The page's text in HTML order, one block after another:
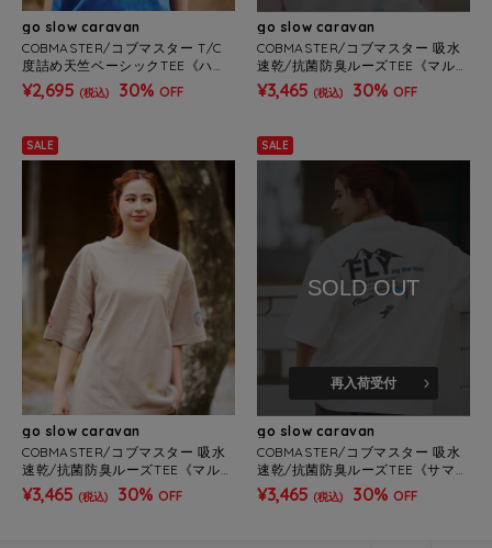
go slow caravan
COBMASTER/コブマスター T/C
度詰め天竺ベーシックTEE《ハン
モックベアー》(MENS)
¥2,695 (税込) 30% OFF
go slow caravan
COBMASTER/コブマスター 吸水
速乾/抗菌防臭ルーズTEE《マルチ
ロゴ》(MENS)
¥3,465 (税込) 30% OFF
SALE
go slow caravan
COBMASTER/コブマスター 吸水
速乾/抗菌防臭ルーズTEE《マルチ
ロゴ》(MENS)
¥3,465 (税込) 30% OFF
SALE
SOLD OUT
再入荷受付
go slow caravan
COBMASTER/コブマスター 吸水
速乾/抗菌防臭ルーズTEE《サマー
アクティビティ》(MENS)
¥3,465 (税込) 30% OFF